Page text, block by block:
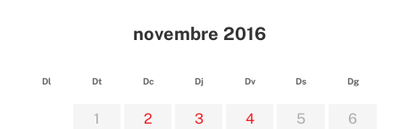
novembre 2016
Dl Dt Dc Dj Dv Ds Dg
1 2 3 4 5
6